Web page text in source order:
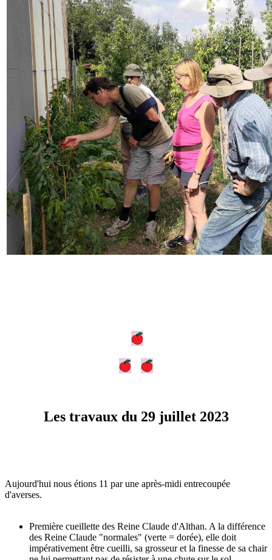
Les travaux du 29 juillet 2023
Aujourd'hui nous étions 11 par une après-midi entrecoupée
d'averses.
Première cueillette des Reine Claude d'Althan. A la différence
des Reine Claude "normales" (verte = dorée), elle doit
impérativement être cueilli, sa grosseur et la finesse de sa chair